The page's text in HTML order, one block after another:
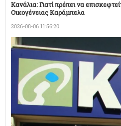
Κανάλια: Γιατί πρέπει να
Οικογένειας Καράμπελα
2026-08-06 11:56:20